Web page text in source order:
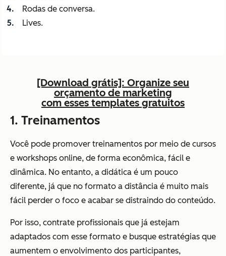
Rodas de conversa.
Lives.
[Download grátis]: Organize seu
orçamento de marketing
com esses templates gratuitos
1. Treinamentos
Você pode promover treinamentos por meio de cursos
e workshops online, de forma econômica, fácil e
dinâmica. No entanto, a didática é um pouco
diferente, já que no formato a distância é muito mais
fácil perder o foco e acabar se distraindo do conteúdo.
Por isso, contrate profissionais que já estejam
adaptados com esse formato e busque estratégias que
aumentem o envolvimento dos participantes,